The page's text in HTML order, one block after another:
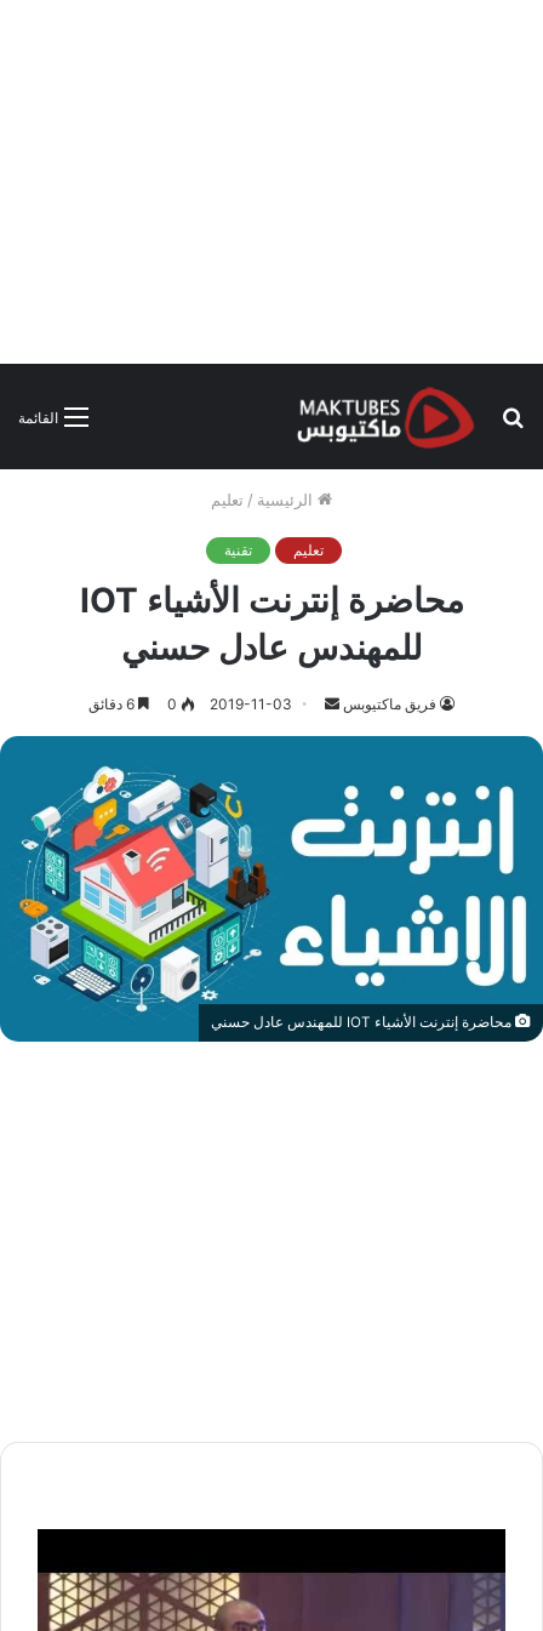
القائمة
بحث
الرئيسية / تعليم
تعليم تقنية
محاضرة إنترنت الأشياء IOT
للمهندس عادل حسني
فريق ماكتيوبس
أرسل 2019-11-03
0
محاضرة إنترنت الأشياء IOT للمهندس عادل حسني